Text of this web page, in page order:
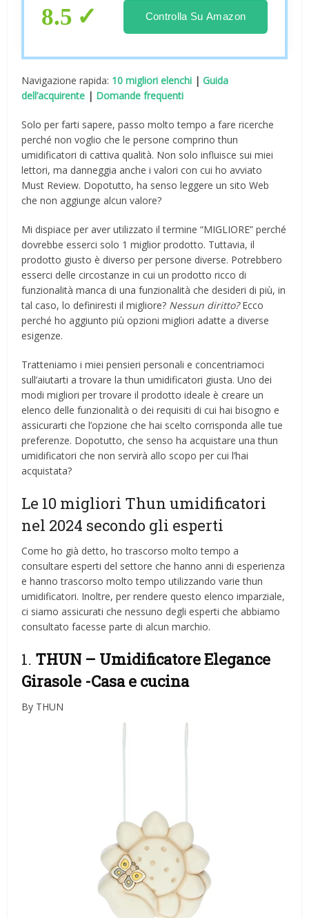
Sale Conferenza
8.5 Controlla Su Amazon
Navigazione rapida: 10 migliori elenchi |Guida
dell’acquirente | Domande frequenti
Solo per farti sapere, passo molto tempo a fare ricerche
perché non voglio che le persone comprino thun
umidificatori di cattiva qualità. Non solo influisce sui miei
lettori, ma danneggia anche i valori con cui ho avviato
Must Review. Dopotutto, ha senso leggere un sito Web
che non aggiunge alcun valore?
Mi dispiace per aver utilizzato il termine “MIGLIORE” perché
dovrebbe esserci solo 1 miglior prodotto. Tuttavia, il
prodotto giusto è diverso per persone diverse. Potrebbero
esserci delle circostanze in cui un prodotto ricco di
funzionalità manca di una funzionalità che desideri di più, in
tal caso, lo definiresti il ​​migliore? Nessun diritto?Ecco
perché ho aggiunto più opzioni migliori adatte a diverse
esigenze.
Tratteniamo i miei pensieri personali e concentriamoci
sull’aiutarti a trovare la thun umidificatori giusta. Uno dei
modi migliori per trovare il prodotto ideale è creare un
elenco delle funzionalità o dei requisiti di cui hai bisogno e
assicurarti che l’opzione che hai scelto corrisponda alle tue
preferenze. Dopotutto, che senso ha acquistare una thun
umidificatori che non servirà allo scopo per cui l’hai
acquistata?
Le 10 migliori Thun umidificatori
nel 2024 secondo gli esperti
Come ho già detto, ho trascorso molto tempo a
consultare esperti del settore che hanno anni di esperienza
e hanno trascorso molto tempo utilizzando varie thun
umidificatori. Inoltre, per rendere questo elenco imparziale,
ci siamo assicurati che nessuno degli esperti che abbiamo
consultato facesse parte di alcun marchio.
1. THUN – Umidificatore Elegance
Girasole -Casa e cucina
By THUN